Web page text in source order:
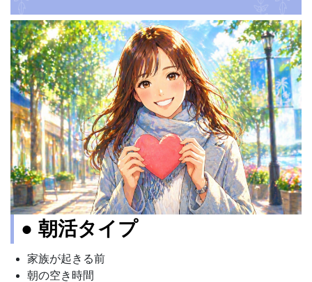
● 朝活タイプ
家族が起きる前
朝の空き時間